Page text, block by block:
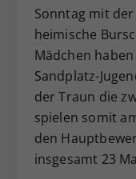
Sonntag mit
heimische
Mädchen haben
Sandplatz-
der Traun die
spielen somit
den
insgesamt 23
Zweck
hat.